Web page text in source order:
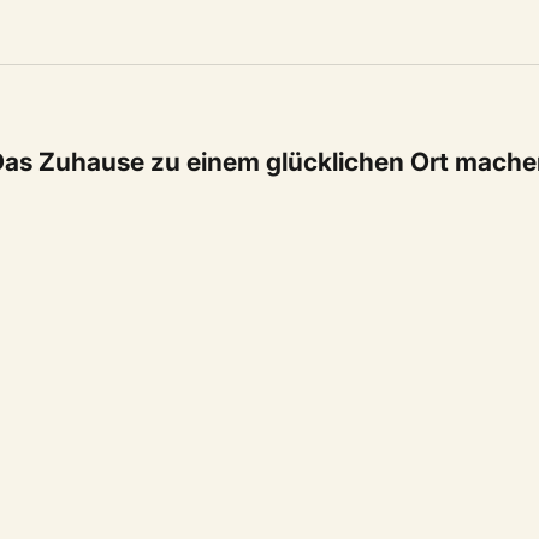
Zuhause zu einem glücklichen Ort